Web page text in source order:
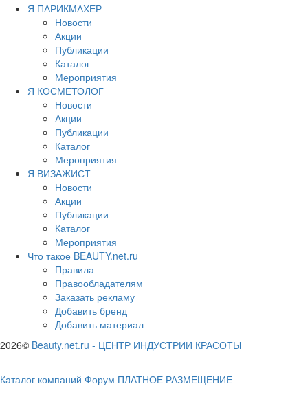
Я ПАРИКМАХЕР
Новости
Акции
Публикации
Каталог
Мероприятия
Я КОСМЕТОЛОГ
Новости
Акции
Публикации
Каталог
Мероприятия
Я ВИЗАЖИСТ
Новости
Акции
Публикации
Каталог
Мероприятия
Что такое BEAUTY.net.ru
Правила
Правообладателям
Заказать рекламу
Добавить бренд
Добавить материал
2026© Beauty.net.ru - ЦЕНТР ИНДУСТРИИ КРАСОТЫ
Каталог компаний Форум ПЛАТНОЕ РАЗМЕЩЕНИЕ